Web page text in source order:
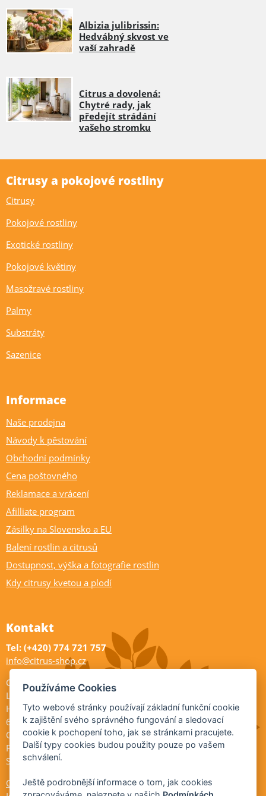
Albizia julibrissin:
Hedvábný skvost ve
vaší zahradě
Citrus a dovolená:
Chytré rady, jak
předejít strádání
vašeho stromku
Citrusy a pokojové rostliny
Citrusy
Pokojové rostliny
Exotické rostliny
Pokojové květiny
Masožravé rostliny
Palmy
Substráty
Sazenice
Informace
Naše prodejna
Návody k pěstování
Obchodní podmínky
Cena poštovného
Reklamace a vrácení
Afilliate program
Zásilky na Slovensko a EU
Balení rostlin a citrusů
Dostupnost, výška a fotografie rostlin
Kdy citrusy kvetou a plodí
Kontakt
Tel: (+420) 774 721 757
info@citrus-shop.cz
Citrus shop zahradnictví
Legionářů 2
Hodonín
695 01
Otevřeno:
Po-Pá 9-17
So 9-11:30
Ochrana osobních údajů
Používáme Cookies
Tyto webové stránky používají základní funkční cookie
k zajištění svého správného fungování a sledovací
cookie k pochopení toho, jak se stránkami pracujete.
Další typy cookies budou použity pouze po vašem
schválení.
Ještě podrobnější informace o tom, jak cookies